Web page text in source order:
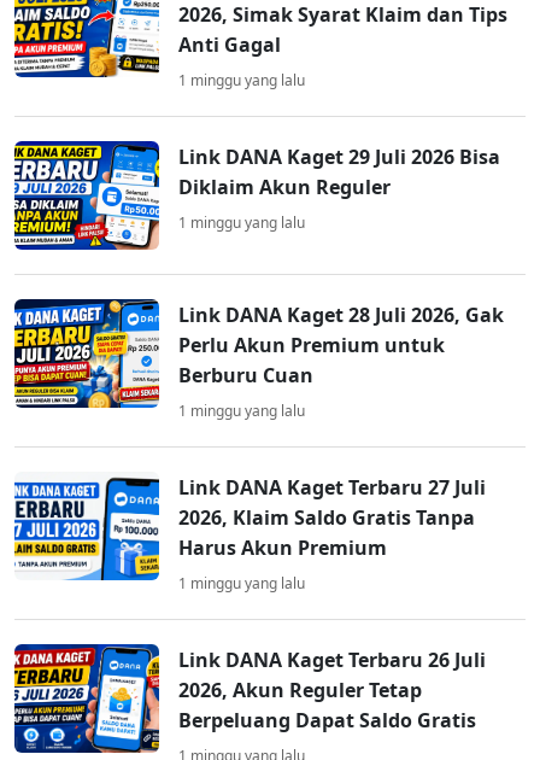
2026, Simak Syarat Klaim dan Tips
Anti Gagal
1 minggu yang lalu
Link DANA Kaget 29 Juli 2026 Bisa
Diklaim Akun Reguler
1 minggu yang lalu
Link DANA Kaget 28 Juli 2026, Gak
Perlu Akun Premium untuk
Berburu Cuan
1 minggu yang lalu
Link DANA Kaget Terbaru 27 Juli
2026, Klaim Saldo Gratis Tanpa
Harus Akun Premium
1 minggu yang lalu
Link DANA Kaget Terbaru 26 Juli
2026, Akun Reguler Tetap
Berpeluang Dapat Saldo Gratis